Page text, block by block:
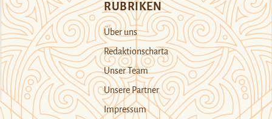
RUBRIKEN
Über uns
Redaktionscharta
Unser Team
Unsere Partner
Impressum